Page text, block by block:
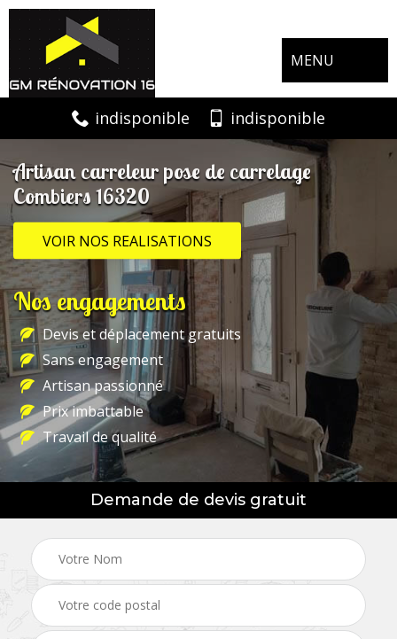
MENU
indisponible indisponible
Artisan carreleur pose de carrelage
Combiers 16320
VOIR NOS REALISATIONS
Nos engagements
Devis et déplacement gratuits
Sans engagement
Artisan passionné
Prix imbattable
Travail de qualité
Demande de devis gratuit